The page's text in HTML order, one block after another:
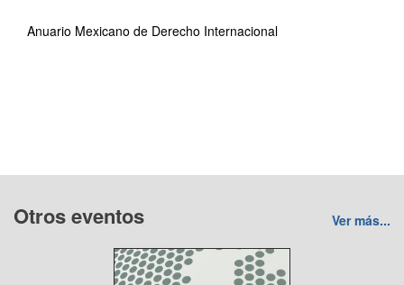
Anuario Mexicano de Derecho Internacional
Otros eventos Ver más...